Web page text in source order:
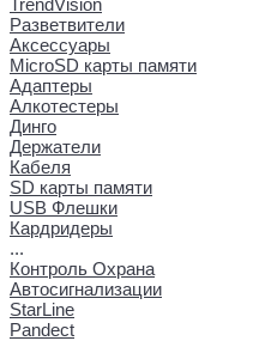
TrendVision
Разветвители
Аксессуары
MicroSD карты памяти
Адаптеры
Алкотестеры
Динго
Держатели
Кабеля
SD карты памяти
USB Флешки
Кардридеры
...
Контроль Охрана
Автосигнализации
StarLine
Pandect